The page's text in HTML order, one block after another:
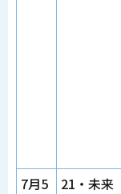
7月5
21・未来